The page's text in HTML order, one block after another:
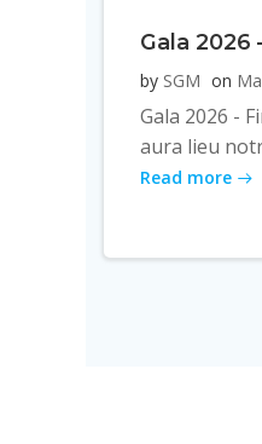
Gala 2026
by SGM on
Gala 2026 -
aura lieu
Read more